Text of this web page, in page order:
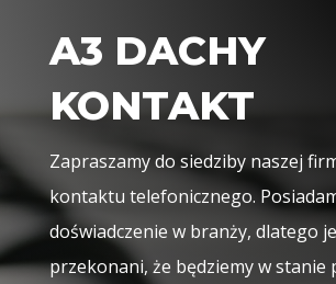
A3 DACHY
KONTAKT
Zapraszamy do siedziby naszej
kontaktu telefonicznego.
doświadczenie w branży, dlatego
przekonani, że będziemy w stanie